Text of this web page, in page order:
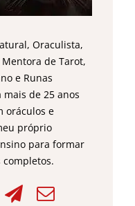
Oraculista,
Mentora de Tarot,
e Runas
mais de 25 anos
oráculos e
próprio
para formar